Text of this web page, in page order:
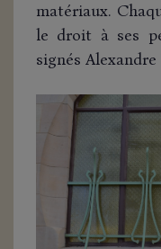
matériaux.
le droit à ses
signés